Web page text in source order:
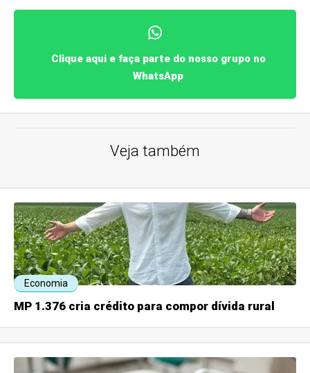
Clique aqui e faça parte do nosso grupo no
WhatsApp
Veja também
Economia
MP 1.376 cria crédito para compor dívida rural